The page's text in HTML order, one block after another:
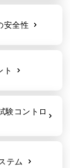
安全性
ト
験コントロ
テム